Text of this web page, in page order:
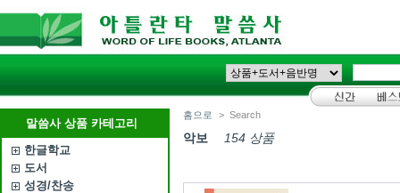
말씀사 상품 카테고리
한글학교
도서
성경/찬송
홈으로 > Search
악보 154 상품